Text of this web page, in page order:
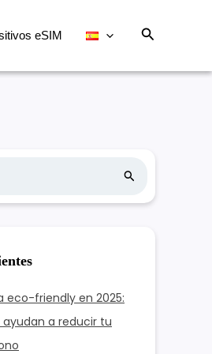
eSIM Buscar
eco-friendly en 2025:
ayudan a reducir tu